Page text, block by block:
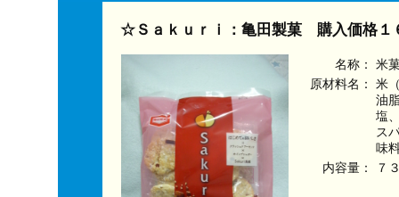
☆Ｓａｋｕｒｉ：亀田製菓 購入価格１
名称：
米
原材料名：
米
油
塩
ス
味
内容量：
７